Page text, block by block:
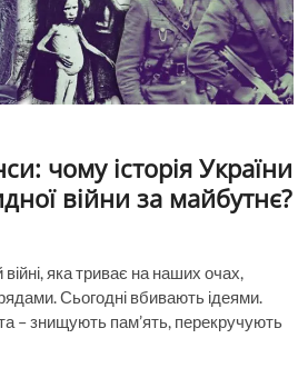
чому історія України
війни за майбутнє?
війні, яка триває на наших очах,
Сьогодні вбивають ідеями.
– знищують пам’ять, перекручують